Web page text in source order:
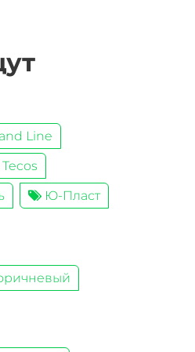
Line
Ю-Пласт